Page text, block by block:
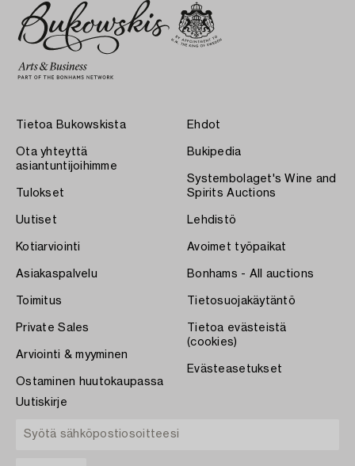
Tietoa Bukowskista
Ota yhteyttä
asiantuntijoihimme
Tulokset
Uutiset
Kotiarviointi
Asiakaspalvelu
Toimitus
Private Sales
Arviointi & myyminen
Ostaminen huutokaupassa
Ehdot
Bukipedia
Systembolaget's Wine and
Spirits Auctions
Lehdistö
Avoimet työpaikat
Bonhams - All auctions
Tietosuojakäytäntö
Tietoa evästeistä
(cookies)
Evästeasetukset
Uutiskirje